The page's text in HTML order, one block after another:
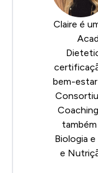
Claire é
bem-
Coaching
Biologia
e